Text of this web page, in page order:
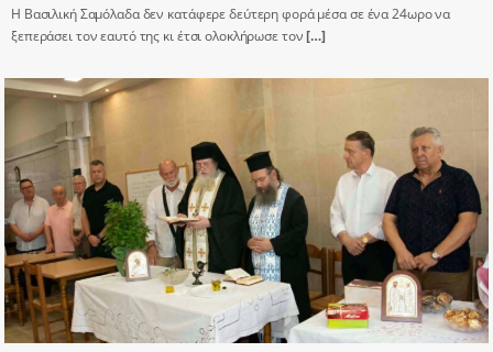
Η Βασιλική Σαμόλαδα δεν κατάφερε δεύτερη φορά μέσα σε ένα 24ωρο να
ξεπεράσει τον εαυτό της κι έτσι ολοκλήρωσε τον[…]